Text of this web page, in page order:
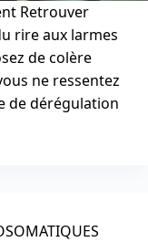
Retrouver
rire aux larmes
de colère
ne ressentez
de dérégulation